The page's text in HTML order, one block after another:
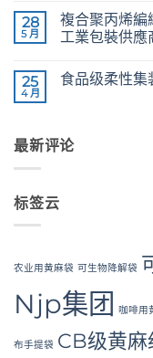
Configurations
Grade
Jute
Yarn:
for
Applications
论
28
5 月
複合聚丙烯編
工業包裝供應
Guide
Bags
Wholesale:
Premier
Industrial
论
25
4 月
食品级柔性集
Certified
High-
最新评论
标签云
农业用黄麻袋 可生物降解袋
Njp集团
咖啡用
布手提袋 CB级黄麻